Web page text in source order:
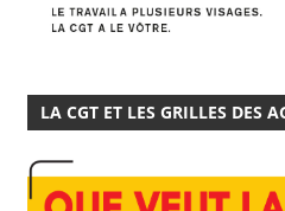
LA CGT ET LES GRILLES DES